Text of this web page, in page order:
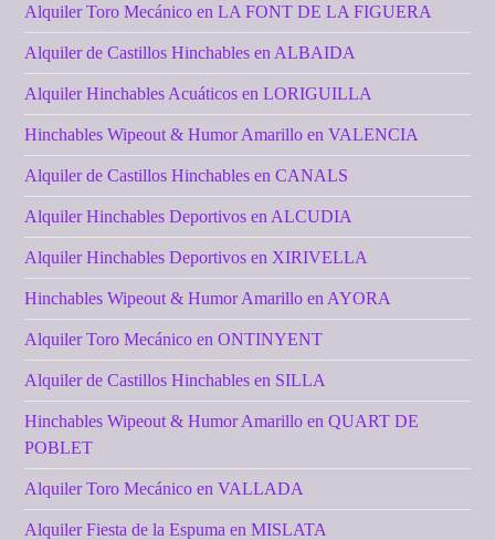
Alquiler Toro Mecánico en LA FONT DE LA FIGUERA
Alquiler de Castillos Hinchables en ALBAIDA
Alquiler Hinchables Acuáticos en LORIGUILLA
Hinchables Wipeout & Humor Amarillo en VALENCIA
Alquiler de Castillos Hinchables en CANALS
Alquiler Hinchables Deportivos en ALCUDIA
Alquiler Hinchables Deportivos en XIRIVELLA
Hinchables Wipeout & Humor Amarillo en AYORA
Alquiler Toro Mecánico en ONTINYENT
Alquiler de Castillos Hinchables en SILLA
Hinchables Wipeout & Humor Amarillo en QUART DE
POBLET
Alquiler Toro Mecánico en VALLADA
Alquiler Fiesta de la Espuma en MISLATA